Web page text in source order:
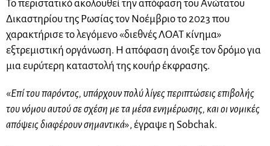
Το περιστατικό ακολουθεί την απόφαση του Ανώτατου
Δικαστηρίου της Ρωσίας τον Νοέμβριο το 2023 που
χαρακτήρισε το λεγόμενο «διεθνές ΛΟΑΤ κίνημα»
εξτρεμιστική οργάνωση. Η απόφαση άνοιξε τον δρόμο για
μια ευρύτερη καταστολή της κουήρ έκφρασης.
«Επί του παρόντος, υπάρχουν πολύ λίγες περιπτώσεις επιβολής
του νόμου αυτού σε σχέση με τα μέσα ενημέρωσης, και οι νομικές
απόψεις διαφέρουν σημαντικά», έγραψε η Sobchak.